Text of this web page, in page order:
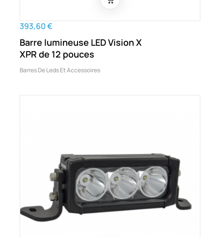
393,60 €
Barre lumineuse LED Vision X
XPR de 12 pouces
Barres De Leds Et Accessoires